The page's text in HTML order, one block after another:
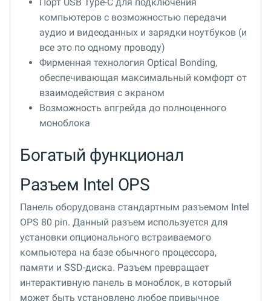
компьютеров с возможностью передачи
аудио и видеоданных и зарядки ноутбуков (и
все это по одному проводу)
Фирменная технология Optical Bonding,
обеспечивающая максимальный комфорт от
взаимодействия с экраном
Возможность апгрейда до полноценного
моноблока
Богатый функционал
Разъем Intel OPS
Панель оборудована стандартным разъемом Intel
OPS 80 pin. Данный разъем используется для
установки опционального встраиваемого
компьютера на базе обычного процессора,
памяти и SSD-диска. Разъем превращает
интерактивную панель в моноблок, в который
может быть установлено любое привычное